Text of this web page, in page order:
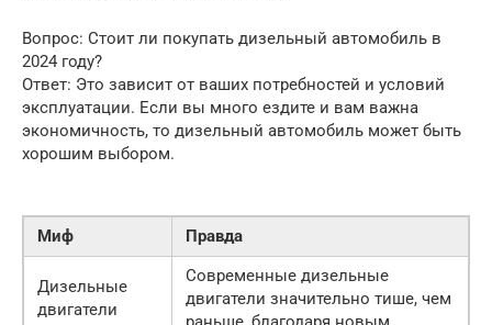
Вопрос: Стоит ли покупать дизельный автомобиль в
2024 году?
Ответ: Это зависит от ваших потребностей и условий
эксплуатации. Если вы много ездите и вам важна
экономичность, то дизельный автомобиль может быть
хорошим выбором.
Миф Правда
Дизельные
двигатели
Современные дизельные
двигатели значительно тише, чем